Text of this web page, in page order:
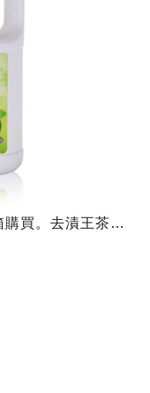
去漬王茶樹抗菌洗衣乳2000g 整箱購買。去漬王茶樹抗菌洗衣乳2000g。以天然椰子油衍生物洗淨配方，無添加人工色素，無壬酚、無磷。含茶樹、檸檬萃取，能去除衣物異味，讓衣物散發自然清新香氣。